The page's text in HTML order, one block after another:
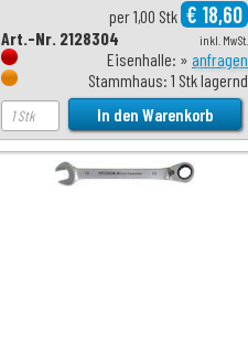
per 1,00 Stk € 18,60
inkl. MwSt.
Art.-Nr. 2128304
Eisenhalle: » anfragen
Stammhaus: 1 Stk lagernd